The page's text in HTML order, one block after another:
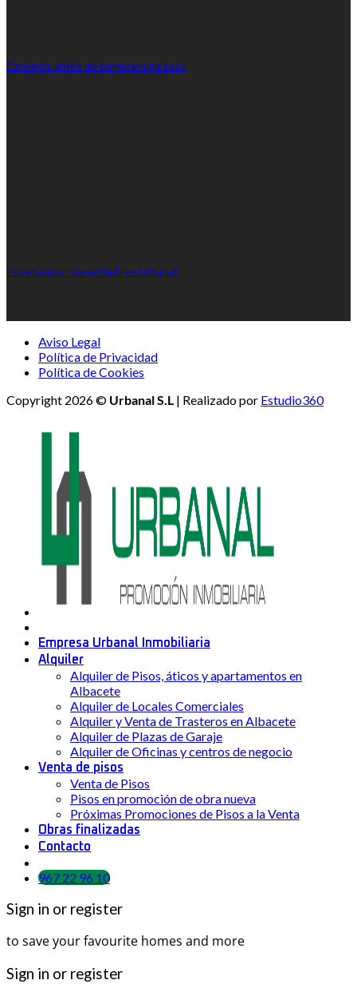
Consejos antes de comprar una casa
Estrenamos nueva Web en Urbanal
Aviso Legal
Política de Privacidad
Política de Cookies
Copyright 2026 © Urbanal S.L | Realizado por Estudio360
Empresa Urbanal Inmobiliaria
Alquiler
Alquiler de Pisos, áticos y apartamentos en
Albacete
Alquiler de Locales Comerciales
Alquiler y Venta de Trasteros en Albacete
Alquiler de Plazas de Garaje
Alquiler de Oficinas y centros de negocio
Venta de pisos
Venta de Pisos
Pisos en promoción de obra nueva
Próximas Promociones de Pisos a la Venta
Obras finalizadas
Contacto
967 22 96 10
Sign in or register
to save your favourite homes and more
Sign in or register